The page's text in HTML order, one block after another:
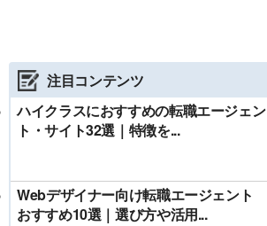
注目コンテンツ
ハイクラスにおすすめの転職エージェン
ト・サイト32選｜特徴を...
Webデザイナー向け転職エージェント
おすすめ10選｜選び方や活用...